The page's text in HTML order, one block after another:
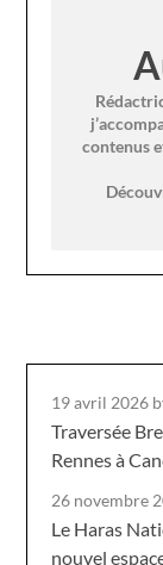
contenus
19 avril 2026
Traversée
Rennes à
26 novembre
Le Haras
nouvel